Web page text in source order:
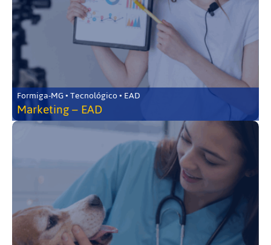
Formiga-MG • Tecnológico • EAD
Marketing – EAD